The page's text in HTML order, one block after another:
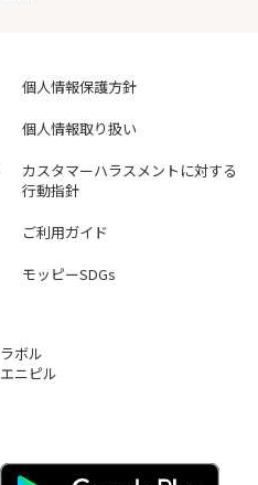
個人情報保護方針
個人情報取り扱い
カスタマーハラスメントに対する
行動指針
ご利用ガイド
モッピーSDGs
ラボル
エニピル